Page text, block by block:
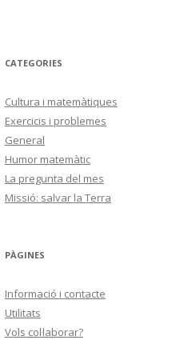
CATEGORIES
Cultura i matemàtiques
Exercicis i problemes
General
Humor matemàtic
La pregunta del mes
Missió: salvar la Terra
PÀGINES
Informació i contacte
Utilitats
Vols col·laborar?